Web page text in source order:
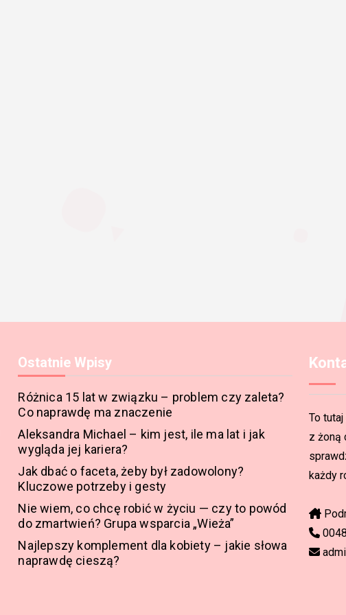
Ostatnie Wpisy
Różnica 15 lat w związku – problem czy zaleta?
Co naprawdę ma znaczenie
Aleksandra Michael – kim jest, ile ma lat i jak
wygląda jej kariera?
Jak dbać o faceta, żeby był zadowolony?
Kluczowe potrzeby i gesty
Nie wiem, co chcę robić w życiu — czy to powód
do zmartwień? Grupa wsparcia „Wieża”
Najlepszy komplement dla kobiety – jakie słowa
naprawdę cieszą?
To
z żoną
każdy